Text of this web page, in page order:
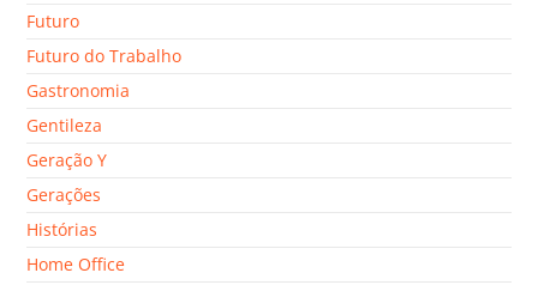
Futuro
Futuro do Trabalho
Gastronomia
Gentileza
Geração Y
Gerações
Histórias
Home Office